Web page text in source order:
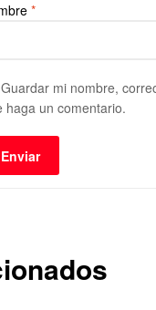
*
Guardar mi nombre,
haga un comentario.